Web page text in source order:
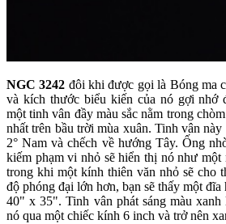
NGC 3242 đôi khi được gọi là Bóng ma
và kích thước biểu kiến của nó gợi nhớ
một tinh vân đầy màu sắc nằm trong
nhất trên bầu trời mùa xuân. Tinh vân
2° Nam và chếch về hướng Tây. Ống
kiếm phạm vi nhỏ sẽ hiển thị nó như một
trong khi một kính thiên văn nhỏ sẽ cho
độ phóng đại lớn hơn, bạn sẽ thấy một
40" x 35". Tinh vân phát sáng màu xanh
nó qua một chiếc kính 6 inch và trở nên